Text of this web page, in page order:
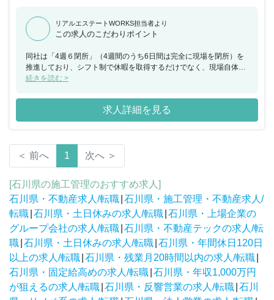
リアルエステートWORKS担当者より
この求人のこだわりポイント
同社は「4週６閉所」（4週間のうち6日間は完全に現場を閉所）を
推進しており、シフト制で休暇を取得するだけでなく、現場自体を
閉所することで、協力会社社員も含めた業界全体の長時間労働改善
業時間約24時間と建設業界の中でも働きやすい就業環境を保ってい
続きを読む >
求人詳細を見る
＜ 前へ 1 次へ ＞
[石川県の施工管理のおすすめ求人]
石川県・不動産求人/転職 石川県・施工管理・不動産求人/
転職 石川県・土日休みの求人/転職 石川県・上場企業の
グループ会社の求人/転職 石川県・不動産テックの求人/転
職 石川県・土日休みの求人/転職 石川県・年間休日120日
以上の求人/転職 石川県・残業月20時間以内の求人/転職
石川県・固定給高めの求人/転職 石川県・年収1,000万円
が狙えるの求人/転職 石川県・反響営業の求人/転職 石川